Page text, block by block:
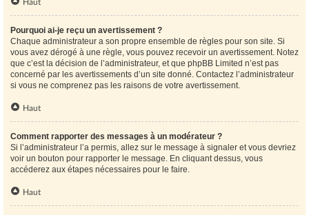
Haut
Pourquoi ai-je reçu un avertissement ?
Chaque administrateur a son propre ensemble de règles pour son site. Si
vous avez dérogé à une règle, vous pouvez recevoir un avertissement. Notez
que c’est la décision de l’administrateur, et que phpBB Limited n’est pas
concerné par les avertissements d’un site donné. Contactez l’administrateur
si vous ne comprenez pas les raisons de votre avertissement.
Haut
Comment rapporter des messages à un modérateur ?
Si l’administrateur l’a permis, allez sur le message à signaler et vous devriez
voir un bouton pour rapporter le message. En cliquant dessus, vous
accéderez aux étapes nécessaires pour le faire.
Haut